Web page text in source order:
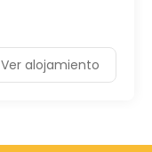
Ver alojamiento